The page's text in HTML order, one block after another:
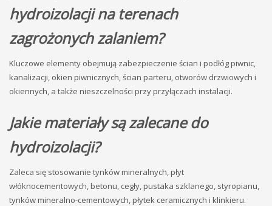
hydroizolacji na terenach
zagrożonych zalaniem?
Kluczowe elementy obejmują zabezpieczenie ścian i podłóg piwnic,
kanalizacji, okien piwnicznych, ścian parteru, otworów drzwiowych i
okiennych, a także nieszczelności przy przyłączach instalacji.
Jakie materiały są zalecane do
hydroizolacji?
Zaleca się stosowanie tynków mineralnych, płyt
włóknocementowych, betonu, cegły, pustaka szklanego, styropianu,
tynków mineralno-cementowych, płytek ceramicznych i klinkieru.